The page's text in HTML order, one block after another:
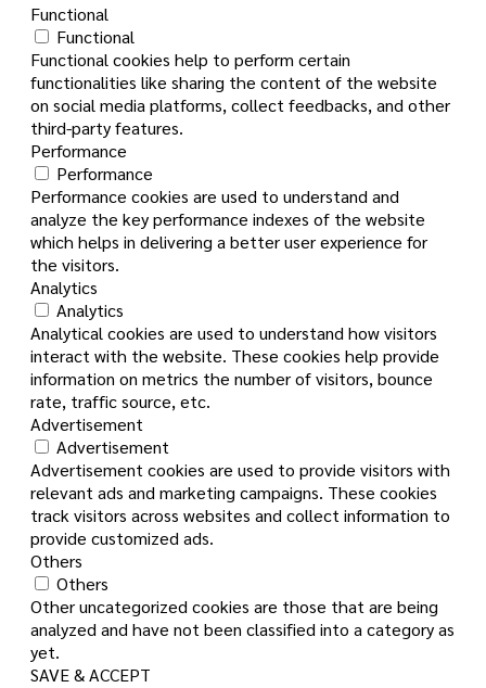
Functional
Functional
Functional cookies help to perform certain
functionalities like sharing the content of the website
on social media platforms, collect feedbacks, and other
third-party features.
Performance
Performance
Performance cookies are used to understand and
analyze the key performance indexes of the website
which helps in delivering a better user experience for
the visitors.
Analytics
Analytics
Analytical cookies are used to understand how visitors
interact with the website. These cookies help provide
information on metrics the number of visitors, bounce
rate, traffic source, etc.
Advertisement
Advertisement
Advertisement cookies are used to provide visitors with
relevant ads and marketing campaigns. These cookies
track visitors across websites and collect information to
provide customized ads.
Others
Others
Other uncategorized cookies are those that are being
analyzed and have not been classified into a category as
yet.
SAVE & ACCEPT